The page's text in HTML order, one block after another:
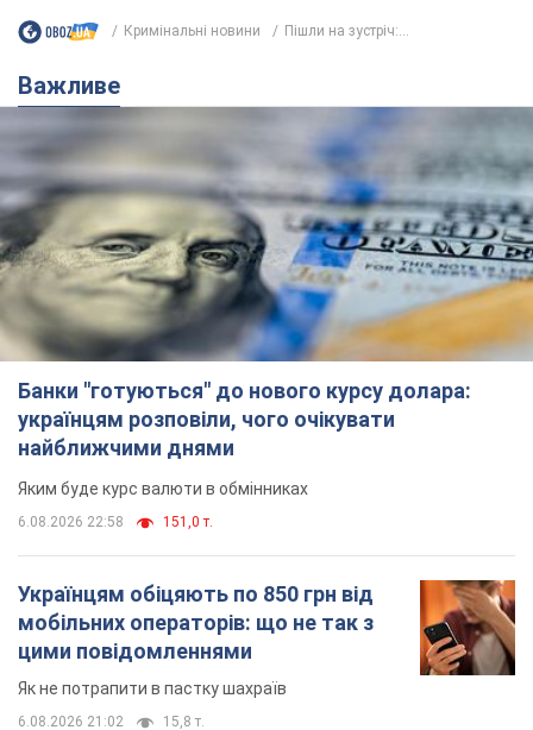
Кримінальні новини Пішли на зустріч:...
Важливе
Банки "готуються" до нового курсу долара:
українцям розповіли, чого очікувати
найближчими днями
Яким буде курс валюти в обмінниках
6.08.2026 22:58 151,0 т.
Українцям обіцяють по 850 грн від
мобільних операторів: що не так з
цими повідомленнями
Як не потрапити в пастку шахраїв
6.08.2026 21:02 15,8 т.